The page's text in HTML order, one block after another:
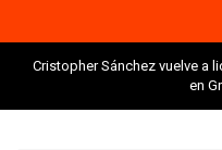
Cristopher Sánchez vuelve a
en